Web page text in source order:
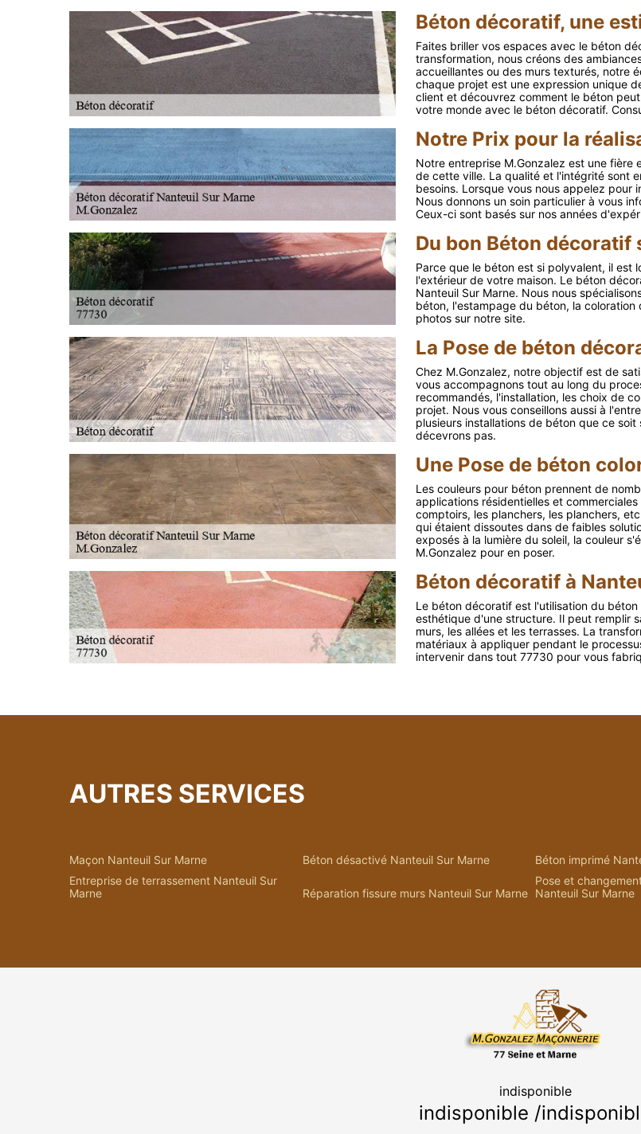
Béton décoratif, une
Faites briller vos espaces avec le béton
transformation, nous créons des
accueillantes ou des murs texturés, notre
chaque projet est une expression unique
client et découvrez comment le béton
votre monde avec le béton décoratif.
Notre Prix pour la
Notre entreprise M.Gonzalez est une
de cette ville. La qualité et l'intégrité sont
besoins. Lorsque vous nous appelez pour
Nous donnons un soin particulier à vous
Ceux-ci sont basés sur nos années
Du bon Béton décoratif
Parce que le béton est si polyvalent, il est
l'extérieur de votre maison. Le béton
Nanteuil Sur Marne. Nous nous
béton, l'estampage du béton, la
photos sur notre site.
La Pose de béton
Chez M.Gonzalez, notre objectif est de
vous accompagnons tout au long du
recommandés, l'installation, les choix de
projet. Nous vous conseillons aussi à
plusieurs installations de béton que ce
décevrons pas.
Une Pose de béton
Les couleurs pour béton prennent de
applications résidentielles et
comptoirs, les planchers, les planchers,
qui étaient dissoutes dans de faibles
exposés à la lumière du soleil, la couleur
M.Gonzalez pour en poser.
Béton décoratif à
Le béton décoratif est l'utilisation du
esthétique d'une structure. Il peut remplir
murs, les allées et les terrasses. La
matériaux à appliquer pendant le
intervenir dans tout 77730 pour vous
AUTRES SERVICES
Maçon Nanteuil Sur Marne Béton désactivé Nanteuil Sur Marne Béton imprimé
Entreprise de terrassement Nanteuil Sur
Marne
Réparation fissure murs Nanteuil Sur Marne
Pose et
Nanteuil Sur Marne
indisponible
indisponible /